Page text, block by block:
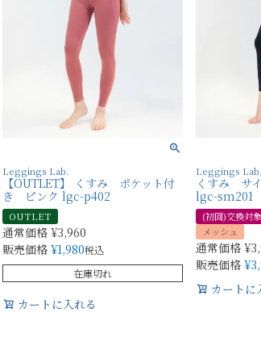
Leggings Lab.
【OUTLET】 くすみ ポケット付
き ピンク lgc-p402
OUTLET
通常価格 ¥3,960
販売価格 ¥1,980税込
在庫切れ
カートに入れる
Leggings Lab.
くすみ サ
lgc-sm201
(初回)交換対象
メッシュ
通常価格 ¥
販売価格 ¥
カートに